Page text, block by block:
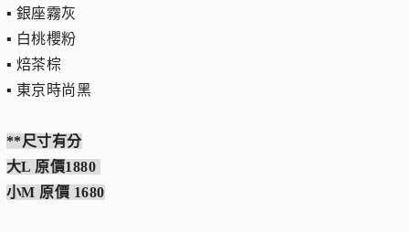
▪︎ 銀座霧灰
▪︎ 白桃櫻粉
▪︎ 焙茶棕
▪︎ 東京時尚黑
**尺寸有分
大L 原價1880
小M 原價 1680